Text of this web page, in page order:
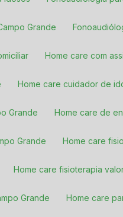
Grande
Home care com
Home care cuidador de
Grande Home care de
Grande Home care
Home care fisioterapia
Grande Home care